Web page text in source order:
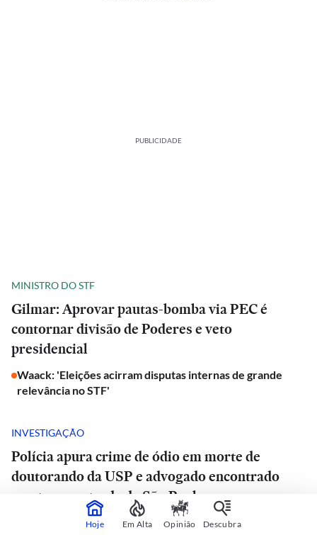
PUBLICIDADE
MINISTRO DO STF
Gilmar: Aprovar pautas-bomba via PEC é
contornar divisão de Poderes e veto
presidencial
Waack: 'Eleições acirram disputas internas de grande
relevância no STF'
INVESTIGAÇÃO
Polícia apura crime de ódio em morte de
doutorando da USP e advogado encontrado
morto em estrada de São Paulo
Quem era o advogado achado morto
Hoje Em Alta Opinião Descubra